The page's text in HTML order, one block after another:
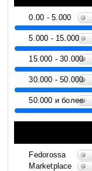
0.00 - 5.000
5.000 - 15.000
15.000 - 30.000
30.000 - 50.000
50.000 и более
Fedorossa
Marketplace